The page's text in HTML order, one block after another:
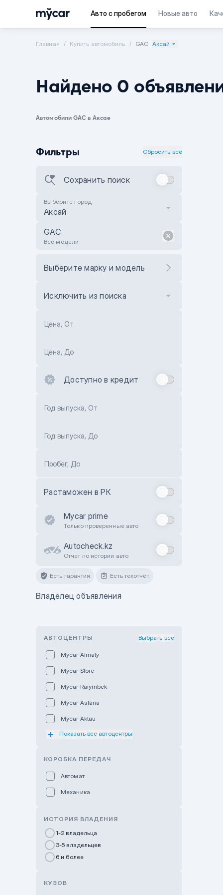
Авто с пробегом Новые авто
Главная Купить автомобиль GAC Аксай
Найдено 0
Автомобили GAC в Аксае
Фильтры Сбросить всё
Сохранить поиск
Выберите город
Аксай
GAC
Все модели
Выберите марку и модель
Исключить из поиска
Цена, От
Цена, До
Доступно в кредит
Год выпуска, От
Год выпуска, До
Пробег, До
Растаможен в РК
Mycar prime
Только проверенные авто
Autocheck.kz
Отчет по истории авто
Есть гарантия Есть техотчёт
Владелец объявления
АВТОЦЕНТРЫ Выбрать все
Mycar Almaty
Mycar Store
Mycar Raiymbek
Mycar Astana
Mycar Aktau
Mycar Uralsk
GWM Nurly Zhol
Chery Astana
Показать все автоцентры
КОРОБКА ПЕРЕДАЧ
Автомат
Механика
ИСТОРИЯ ВЛАДЕНИЯ
1-2 владельца
3-5 владельцев
6 и более
КУЗОВ